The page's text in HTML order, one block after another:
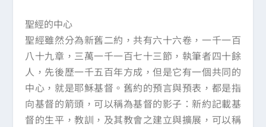
聖經的中心
聖經雖然分為新舊二約，共有六十六卷，一千一百
八十九章，三萬一千一百七十三節，執筆者四十餘
人，先後歷一千五百年方成，但是它有一個共同的
中心，就是耶穌基督。舊約的預言與預表，都是指
向基督的箭頭，可以稱為基督的影子：新約記載基
督的生平，教訓，及其教會之建立與擴展，可以稱